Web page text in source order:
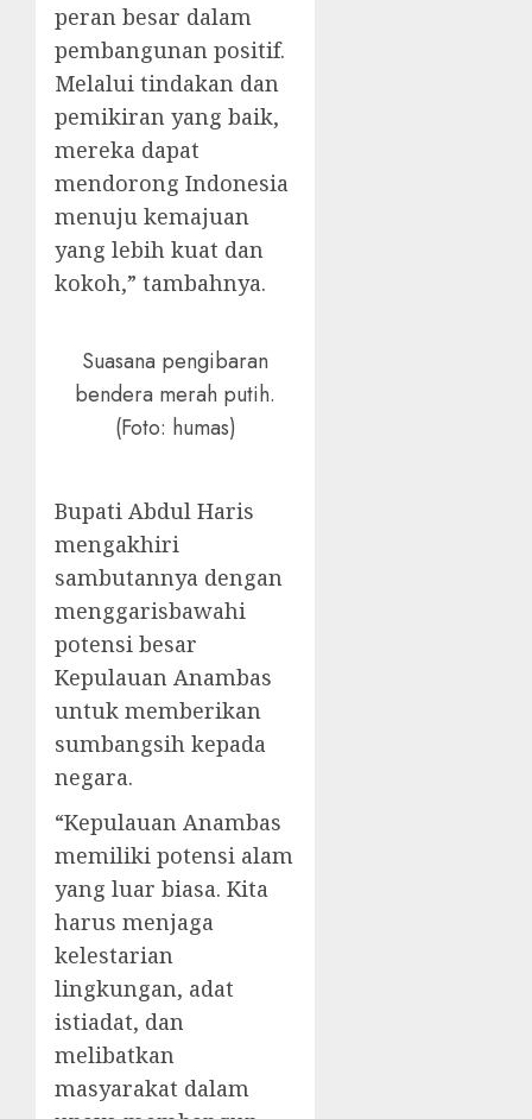
peran besar dalam
pembangunan positif.
Melalui tindakan dan
pemikiran yang baik,
mereka dapat
mendorong Indonesia
menuju kemajuan
yang lebih kuat dan
kokoh,” tambahnya.
Suasana pengibaran
bendera merah putih.
(Foto: humas)
Bupati Abdul Haris
mengakhiri
sambutannya dengan
menggarisbawahi
potensi besar
Kepulauan Anambas
untuk memberikan
sumbangsih kepada
negara.
“Kepulauan Anambas
memiliki potensi alam
yang luar biasa. Kita
harus menjaga
kelestarian
lingkungan, adat
istiadat, dan
melibatkan
masyarakat dalam